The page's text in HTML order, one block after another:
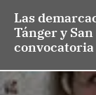
Las
Tánger y
convocatoria